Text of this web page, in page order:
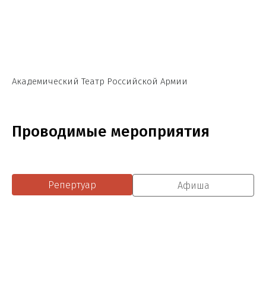
Академический Театр Российской Армии
Проводимые мероприятия
Репертуар Афиша